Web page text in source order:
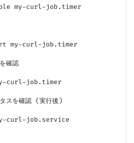
my-curl-job.timer
my-curl-job.timer
確認
curl-job.timer
スを確認 (実行後)
curl-job.service